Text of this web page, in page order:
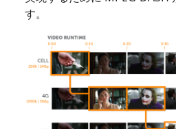
す。